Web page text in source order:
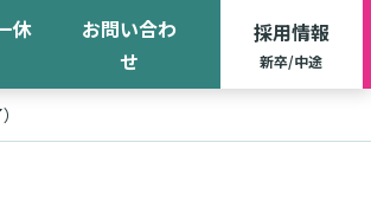
休
お問い合わ
せ
採用情報
新卒/中途